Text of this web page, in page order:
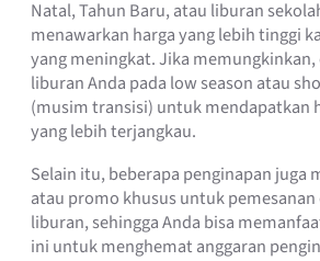
Natal, Tahun Baru, atau liburan
menawarkan harga yang lebih tinggi
yang meningkat. Jika memungkinkan,
liburan Anda pada low season atau
(musim transisi) untuk mendapatkan
yang lebih terjangkau.
Selain itu, beberapa penginapan juga
atau promo khusus untuk
liburan, sehingga Anda bisa
ini untuk menghemat anggaran